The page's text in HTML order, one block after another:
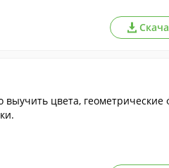
выучить цвета, геометрические